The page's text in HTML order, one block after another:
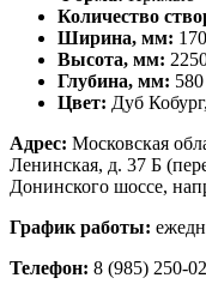
Количество
Ширина, мм:
Высота, мм:
Глубина, мм: 580
Цвет: Дуб
Адрес: Московская
Ленинская, д. 37 Б
Донинского шоссе,
График работы:
Телефон: 8 (985) 250-